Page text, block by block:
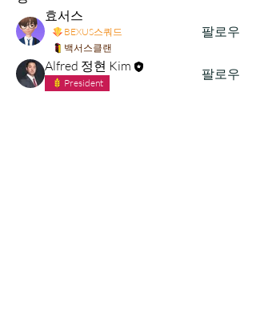
효서스
BEXUS스쿼드
백서스클랜
팔로우
Alfred 정현 Kim
President
팔로우